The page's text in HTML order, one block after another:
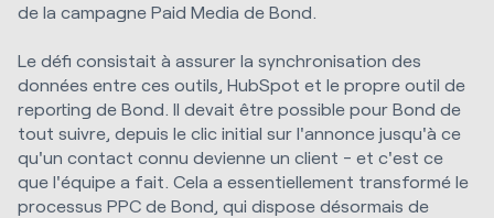
de la campagne Paid Media de Bond.
Le défi consistait à assurer la synchronisation des
données entre ces outils, HubSpot et le propre outil de
reporting de Bond. Il devait être possible pour Bond de
tout suivre, depuis le clic initial sur l'annonce jusqu'à ce
qu'un contact connu devienne un client - et c'est ce
que l'équipe a fait. Cela a essentiellement transformé le
processus PPC de Bond, qui dispose désormais de